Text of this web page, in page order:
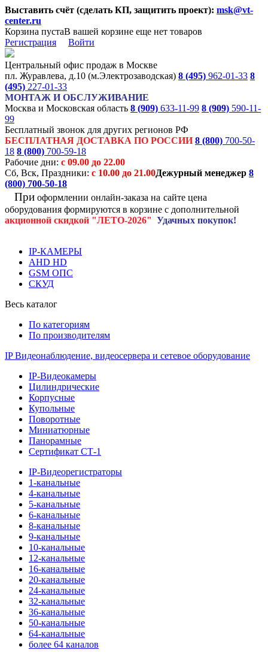
Выставить счёт (сделать КП, защитить проект): msk@vt-
center.ru
Корзина пустаВ вашей корзине еще нет товаров
Регистрация
Войти
Центральный офис продаж в Москве
пл. Журавлева, д.10 (м.Электрозаводская) 8 (495) 962-01-33 8
(495) 227-01-33
МОНТАЖ И ОБСЛУЖИВАНИЕ
Москва и Московская область 8 (909) 633-11-99 8 (909) 590-11-
99
Бесплатный звонок для других регионов РФ
БЕСПЛАТНАЯ ДОСТАВКА ПО РОССИИ 8 (800) 700-50-
18 8 (800) 700-59-18
Рабочие дни: с 09.00 до 22.00
Сб, Вск, Праздники: с 10.00 до 21.00Дежурный менеджер 8
(800) 700-50-18
При оформлении онлайн-заказа на сайте цена
оборудования формируются в корзине с дополнительной
акционной скидкой "ЛЕТО-2026" Удачных покупок!
IP-КАМЕРЫ
AHD HD
GSM ОПС
СКУД
Весь каталог
По категориям
По производителям
IP Видеонаблюдение, видеосервера и сетевое оборудование
IP-Видеокамеры
Цилиндрические
Корпусные
Купольные
Поворотные
Миниатюрные
Панорамные
Сертификат СТ-1
IP-Видеорегистраторы
1-канальные
4-канальные
5-канальные
6-канальные
8-канальные
9-канальные
10-канальные
12-канальные
16-канальные
20-канальные
24-канальные
32-канальные
36-канальные
50-канальные
64-канальные
более 64 каналов